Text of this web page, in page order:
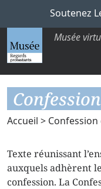
Soutenez
Musée
Accueil > Confession
Texte réunissant
auxquels adhèrent
confession. La